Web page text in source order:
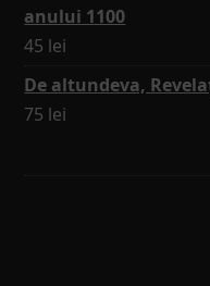
anului 1100
45 lei
De altundeva,
75 lei